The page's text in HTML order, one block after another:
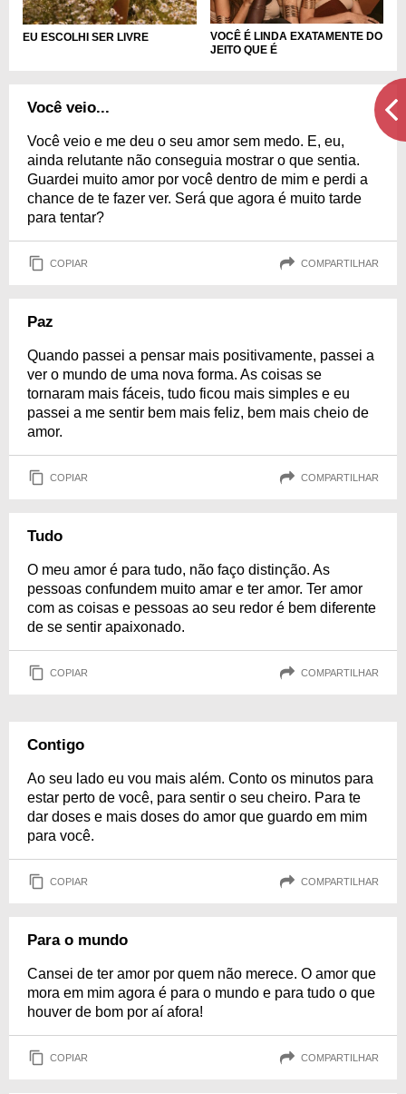
EU ESCOLHI SER LIVRE
VOCÊ É LINDA EXATAMENTE DO
JEITO QUE É
Você veio...
Você veio e me deu o seu amor sem medo. E, eu,
ainda relutante não conseguia mostrar o que sentia.
Guardei muito amor por você dentro de mim e perdi a
chance de te fazer ver. Será que agora é muito tarde
para tentar?
COPIAR COMPARTILHAR
Paz
Quando passei a pensar mais positivamente, passei a
ver o mundo de uma nova forma. As coisas se
tornaram mais fáceis, tudo ficou mais simples e eu
passei a me sentir bem mais feliz, bem mais cheio de
amor.
COPIAR COMPARTILHAR
Tudo
O meu amor é para tudo, não faço distinção. As
pessoas confundem muito amar e ter amor. Ter amor
com as coisas e pessoas ao seu redor é bem diferente
de se sentir apaixonado.
COPIAR COMPARTILHAR
Contigo
Ao seu lado eu vou mais além. Conto os minutos para
estar perto de você, para sentir o seu cheiro. Para te
dar doses e mais doses do amor que guardo em mim
para você.
COPIAR COMPARTILHAR
Para o mundo
Cansei de ter amor por quem não merece. O amor que
mora em mim agora é para o mundo e para tudo o que
houver de bom por aí afora!
COPIAR COMPARTILHAR